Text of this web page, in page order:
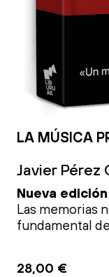
LA MÚSICA
Javier Pérez
Nueva
Las memorias
fundamental
28,00 €